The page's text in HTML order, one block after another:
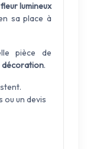
lumineux
sa place à
pièce de
décoration.
un devis